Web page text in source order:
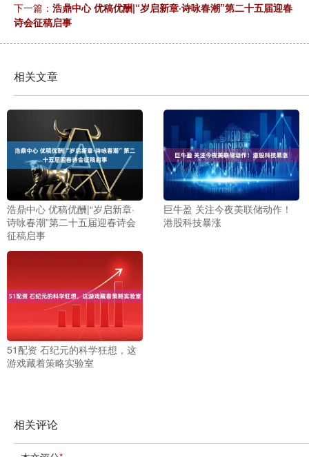
下一篇： 浩鼎中心 优稿优酬|“岁启新章·诗咏春潮”第二十五届迎春
诗会征稿启事
相关文章
浩鼎中心 优稿优酬|“岁启新章·
诗咏春潮”第二十五届迎春诗会
征稿启事
巨牛盈 关注今夜美联储动作！
港股科技暴涨
51配资 石纪元的科学狂想，这
游戏藏着策略实验室
相关评论